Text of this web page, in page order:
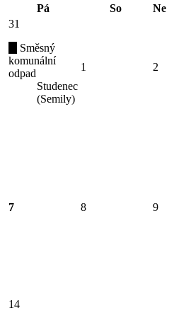
Pá So Ne
31
Směsný
komunální
odpad
Studenec
(Semily)
1 2
7 8 9
14